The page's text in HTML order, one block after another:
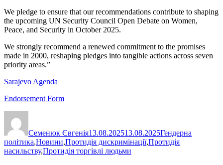
We pledge to ensure that our recommendations contribute to shaping
the upcoming UN Security Council Open Debate on Women,
Peace, and Security in October 2025.
We strongly recommend a renewed commitment to the promises
made in 2000, reshaping pledges into tangible actions across seven
priority areas.”
Sarajevo Agenda
Endorsement Form
Семенюк Євгенія13.08.202513.08.2025Гендерна
політика,Новини,Протидія дискримінації,Протидія
насильству,Протидія торгівлі людьми